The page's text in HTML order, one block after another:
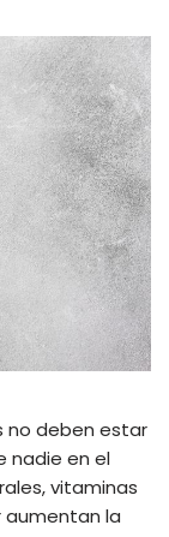
no deben estar
nadie en el
vitaminas
aumentan la